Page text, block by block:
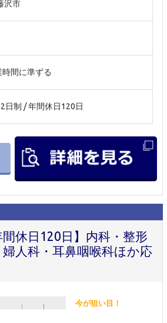
沢市
時間に準ずる
日制 / 年間休日120日
間休日120日】内科・整形
人科・耳鼻咽喉科ほか応
今が狙い目！